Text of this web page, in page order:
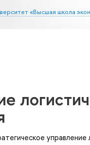
«Высшая школа